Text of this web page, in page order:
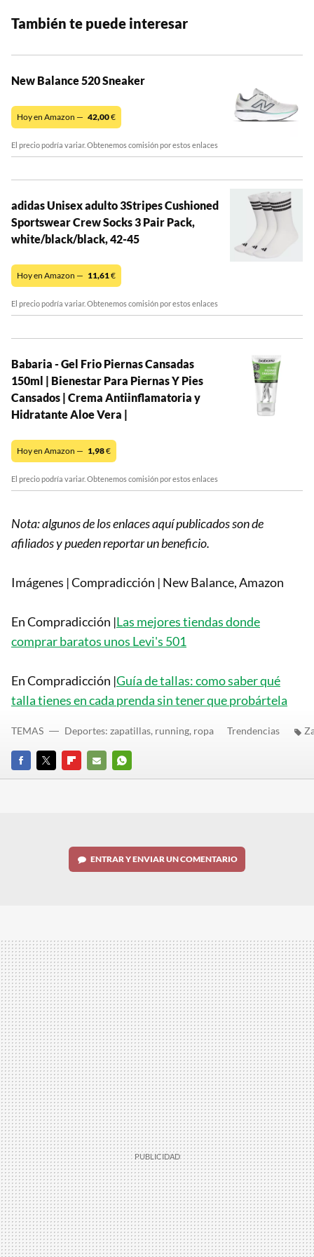
También te puede interesar
New Balance 520 Sneaker
Hoy en Amazon — 42,00€
El precio podría variar. Obtenemos comisión por estos enlaces
adidas Unisex adulto 3Stripes Cushioned
Sportswear Crew Socks 3 Pair Pack,
white/black/black, 42-45
Hoy en Amazon — 11,61€
El precio podría variar. Obtenemos comisión por estos enlaces
Babaria - Gel Frio Piernas Cansadas
150ml | Bienestar Para Piernas Y Pies
Cansados | Crema Antiinflamatoria y
Hidratante Aloe Vera |
Hoy en Amazon — 1,98€
El precio podría variar. Obtenemos comisión por estos enlaces
Nota: algunos de los enlaces aquí publicados son de
afiliados y pueden reportar un beneficio.
Imágenes | Compradicción | New Balance, Amazon
En Compradicción |Las mejores tiendas donde
comprar baratos unos Levi's 501
En Compradicción |Guía de tallas: como saber qué
talla tienes en cada prenda sin tener que probártela
FACEBOOK
TWITTERFLIPBOARD
E-
WHATSAPP
TEMAS Deportes: zapatillas, running, ropa Trendencias
ENTRAR Y ENVIAR UN COMENTARIO